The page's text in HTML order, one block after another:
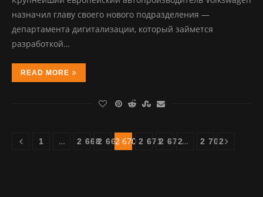
назначил главу своего нового подразделения —
департамента дигитализации, который займется
разработкой…
READ MORE
1 … 2 6682 6692 670 2 6712 672… 2 702